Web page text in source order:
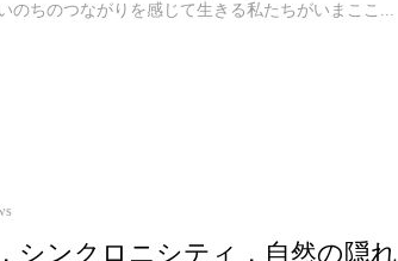
ちのつながりを感じて生きる私たちがいまここ...
ンクロニシティ，自然の隠れ